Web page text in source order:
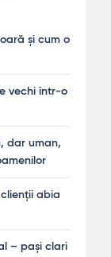
și cum o
vechi într-o
dar uman,
abia
– pași clari